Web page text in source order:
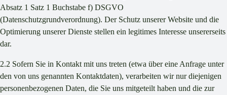
Absatz 1 Satz 1 Buchstabe f) DSGVO
(Datenschutzgrundverordnung). Der Schutz unserer Website und die
Optimierung unserer Dienste stellen ein legitimes Interesse unsererseits
dar.
2.2 Sofern Sie in Kontakt mit uns treten (etwa über eine Anfrage unter
den von uns genannten Kontaktdaten), verarbeiten wir nur diejenigen
personenbezogenen Daten, die Sie uns mitgeteilt haben und die zur